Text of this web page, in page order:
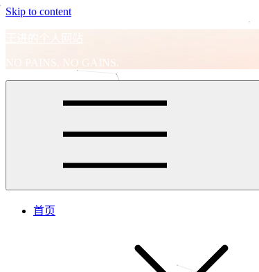
Skip to content
王进的个人网站
NO PAINS, NO GAINS.
首页